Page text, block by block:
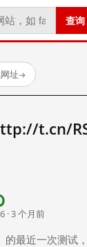
查询
址→
t.cn/
· 3 个月前
最近一次测试